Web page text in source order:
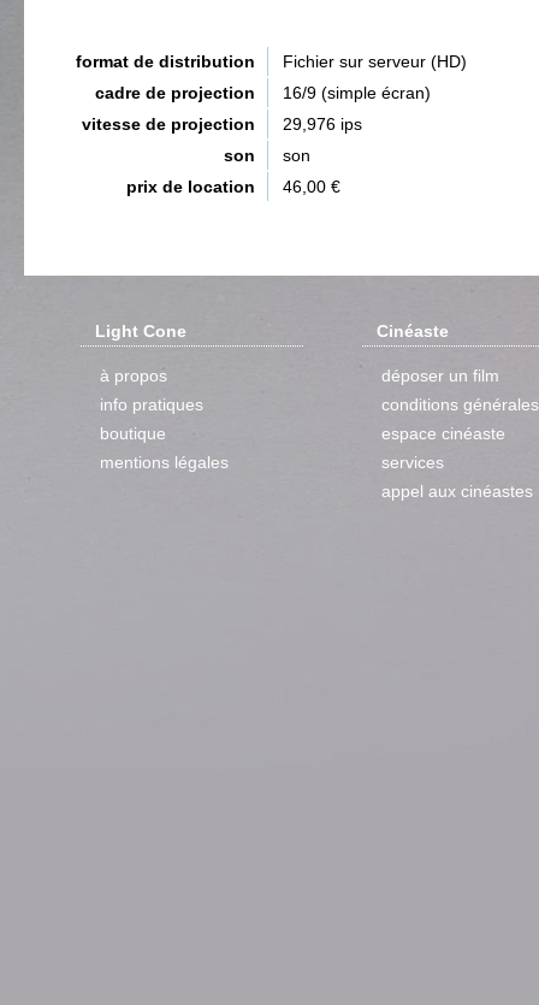
format de distribution
Fichier sur serveur (HD)
cadre de projection
16/9 (simple écran)
vitesse de projection
29,976 ips
son
son
prix de location
46,00 €
Light Cone
à propos
info pratiques
boutique
mentions légales
Cinéaste
déposer un film
conditions générales
espace cinéaste
services
appel aux cinéastes